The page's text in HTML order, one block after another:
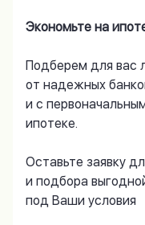
Экономьте на
Подберем для вас
от надежных
и с
ипотеке.
Оставьте заявку
и подбора
под Ваши условия